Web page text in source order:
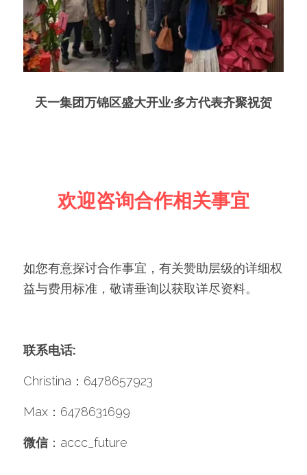
天一集团万锦区盛大开业·多方代表齐聚祝贺
欢迎咨询合作相关事宜
如您有意探讨合作事宜，有关赞助层级的详细权
益与费用标准，敬请垂询以获取详尽资料。
联系电话:
Christina：6478657923
Max：6478631699
微信：accc_future